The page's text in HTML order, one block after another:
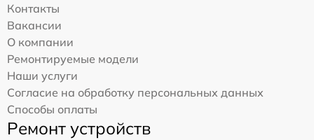
Контакты
Вакансии
О компании
Ремонтируемые модели
Наши услуги
Согласие на обработку персональных данных
Способы оплаты
Ремонт устройств